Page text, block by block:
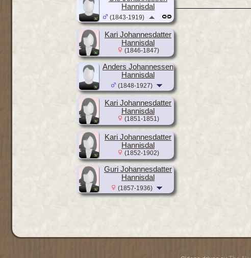
Kari Johannesdatter
Hannisdal
(1846-1847)
Anders Johannessen
Hannisdal
(1848-1927)
Kari Johannesdatter
Hannisdal
(1851-1851)
Kari Johannesdatter
Hannisdal
(1852-1902)
Guri Johannesdatter
Hannisdal
(1857-1936)
Hannisdal
(1843-1919)